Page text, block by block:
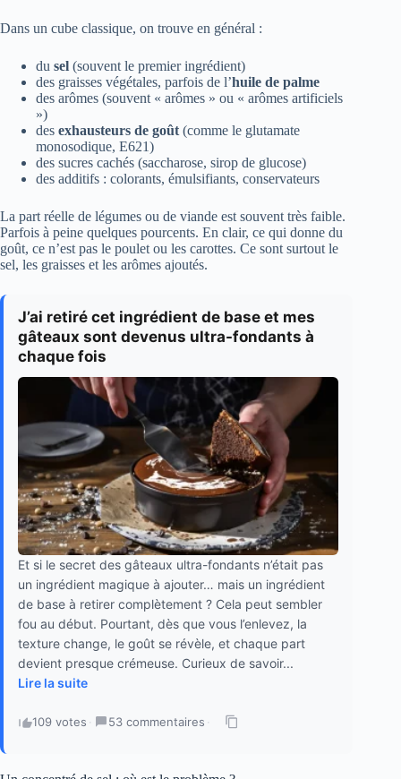
Dans un cube classique, on trouve en général :
du sel (souvent le premier ingrédient)
des graisses végétales, parfois de l’huile de palme
des arômes (souvent « arômes » ou « arômes artificiels
»)
des exhausteurs de goût (comme le glutamate
monosodique, E621)
des sucres cachés (saccharose, sirop de glucose)
des additifs : colorants, émulsifiants, conservateurs
La part réelle de légumes ou de viande est souvent très faible.
Parfois à peine quelques pourcents. En clair, ce qui donne du
goût, ce n’est pas le poulet ou les carottes. Ce sont surtout le
sel, les graisses et les arômes ajoutés.
J’ai retiré cet ingrédient de base et mes
gâteaux sont devenus ultra-fondants à
chaque fois
Et si le secret des gâteaux ultra-fondants n’était pas
un ingrédient magique à ajouter… mais un ingrédient
de base à retirer complètement ? Cela peut sembler
fou au début. Pourtant, dès que vous l’enlevez, la
texture change, le goût se révèle, et chaque part
devient presque crémeuse. Curieux de savoir...
Lire la suite
109 votes · 53 commentaires ·